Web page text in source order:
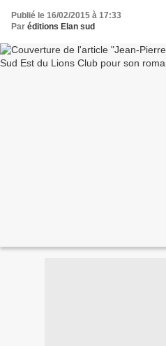
Publié le 16/02/2015 à 17:33
Par éditions Elan sud